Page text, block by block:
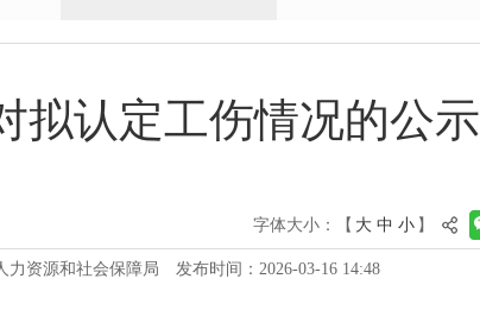
拟认定工伤情况的公示
字体大小：【 大 中 小 】
力资源和社会保障局 发布时间：2026-03-16 14:48